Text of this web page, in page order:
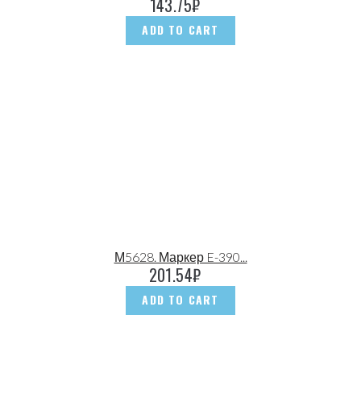
143.75₽
ADD TO CART
М5628. Маркер E-390...
201.54₽
ADD TO CART